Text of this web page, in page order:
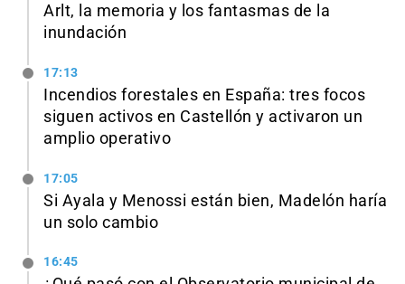
Arlt, la memoria y los fantasmas de la
inundación
17:13
Incendios forestales en España: tres focos
siguen activos en Castellón y activaron un
amplio operativo
17:05
Si Ayala y Menossi están bien, Madelón haría
un solo cambio
16:45